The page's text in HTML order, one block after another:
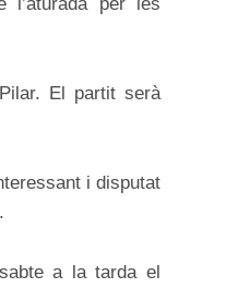
El partit serà
i disputat
a la tarda el